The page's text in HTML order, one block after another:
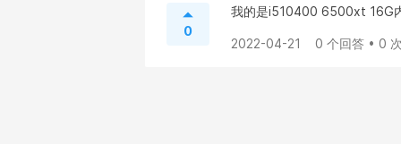
0
我的是i510400 6500xt 16G
2022-04-21 0 个回答 • 0